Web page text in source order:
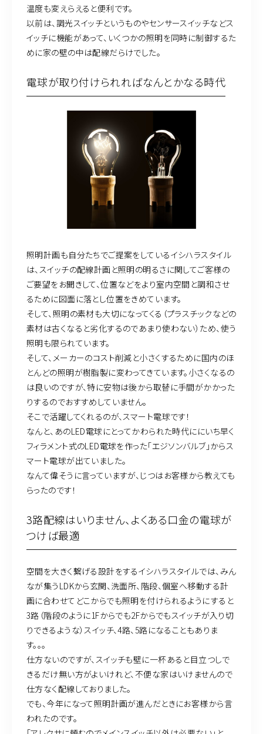
温度も変えらえると便利です。
以前は、調光スイッチというものやセンサースイッチなどス
イッチに機能があって、いくつかの照明を同時に制御するた
めに家の壁の中は配線だらけでした。
電球が取り付けられればなんとかなる時代
照明計画も自分たちでご提案をしているイシハラスタイル
は、スイッチの配線計画と照明の明るさに関してご客様の
ご要望をお聞きして、位置などをより室内空間と調和させ
るために図面に落とし位置をきめています。
そして、照明の素材も大切になってくる（プラスチックなどの
素材は古くなると劣化するのであまり使わない）ため、使う
照明も限られています。
そして、メーカーのコスト削減と小さくするために国内のほ
とんどの照明が樹脂製に変わってきています。小さくなるの
は良いのですが、特に安物は後から取替に手間がかかった
りするのでおすすめしていません。
そこで活躍してくれるのが、スマート電球です！
なんと、あのLED電球にとってかわられた時代ににいち早く
フィラメント式のLED電球を作った「エジソンバルブ」からス
マート電球が出ていました。
なんて偉そうに言っていますが、じつはお客様から教えても
らったのです！
3路配線はいりません、よくある口金の電球が
つけば最適
空間を大きく繋げる設計をするイシハラスタイルでは、みん
なが集うLDKから玄関、洗面所、階段、個室へ移動する計
画に合わせてどこからでも照明を付けられるようにすると
3路（階段のように1Fからでも2Fからでもスイッチが入り切
りできるような）スイッチ、4路、5路になることもありま
す。。。
仕方ないのですが、スイッチも壁に一杯あると目立つしで
きるだけ無い方がよいけれど、不便な家はいけませんので
仕方なく配線しておりました。
でも、今年になって照明計画が進んだときにお客様から言
われたのです。